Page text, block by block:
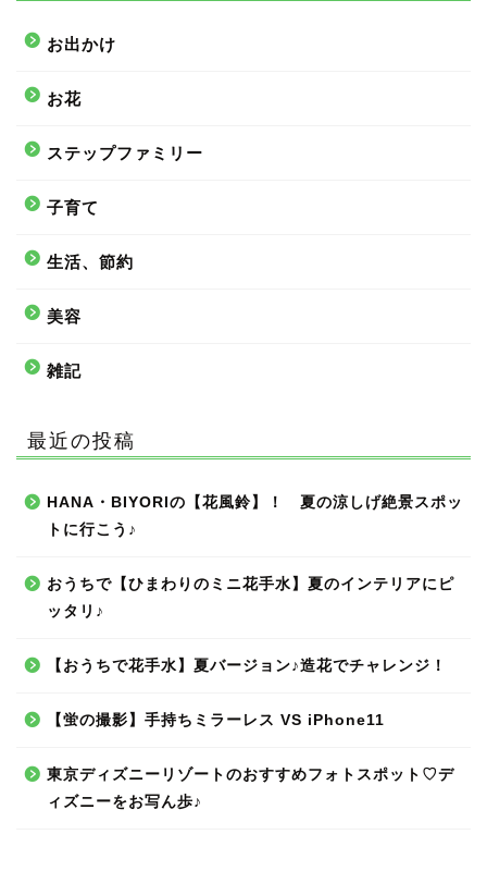
お出かけ
お花
ステップファミリー
子育て
生活、節約
美容
雑記
最近の投稿
HANA・BIYORIの【花風鈴】！ 夏の涼しげ絶景スポッ
トに行こう♪
おうちで【ひまわりのミニ花手水】夏のインテリアにピ
ッタリ♪
【おうちで花手水】夏バージョン♪造花でチャレンジ！
【蛍の撮影】手持ちミラーレス VS iPhone11
東京ディズニーリゾートのおすすめフォトスポット♡デ
ィズニーをお写ん歩♪